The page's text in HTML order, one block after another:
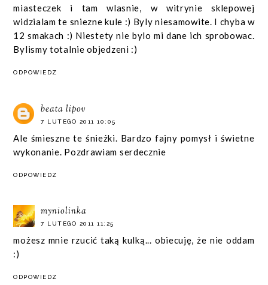
miasteczek i tam wlasnie, w witrynie sklepowej
widzialam te sniezne kule :) Byly niesamowite. I chyba w
12 smakach :) Niestety nie bylo mi dane ich sprobowac.
Bylismy totalnie objedzeni :)
ODPOWIEDZ
beata lipov
7 LUTEGO 2011 10:05
Ale śmieszne te śnieżki. Bardzo fajny pomysł i świetne
wykonanie. Pozdrawiam serdecznie
ODPOWIEDZ
myniolinka
7 LUTEGO 2011 11:25
możesz mnie rzucić taką kulką... obiecuję, że nie oddam
:)
ODPOWIEDZ